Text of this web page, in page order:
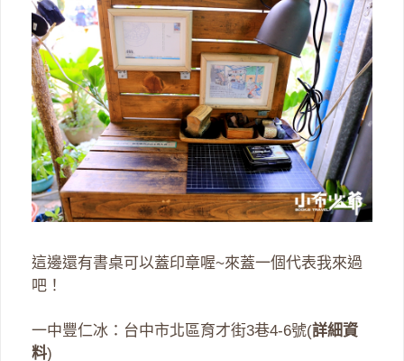
這邊還有書桌可以蓋印章喔~來蓋一個代表我來過
吧！
一中豐仁冰：台中市北區育才街3巷4-6號(詳細資
料)